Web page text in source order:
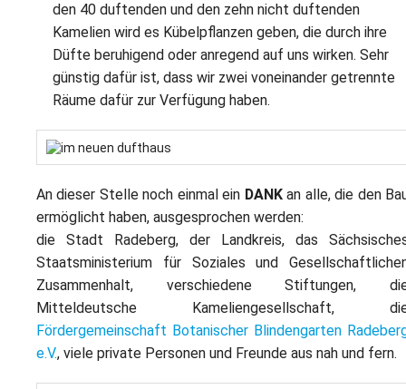
den 40 duftenden und den zehn nicht duftenden
Kamelien wird es Kübelpflanzen geben, die durch ihre
Düfte beruhigend oder anregend auf uns wirken. Sehr
günstig dafür ist, dass wir zwei voneinander getrennte
Räume dafür zur Verfügung haben.
An dieser Stelle noch einmal ein DANKan alle, die den
ermöglicht haben, ausgesprochen werden:
die Stadt Radeberg, der Landkreis, das
Staatsministerium für Soziales und
Zusammenhalt, verschiedene Stiftungen,
Mitteldeutsche Kameliengesellschaft,
Fördergemeinschaft Botanischer Blindengarten
e.V., viele private Personen und Freunde aus nah und fern.